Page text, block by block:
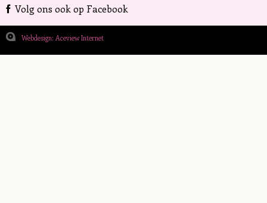
Volg ons ook op Facebook
Webdesign: Aceview Internet